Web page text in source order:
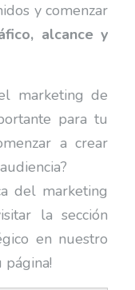
y comenzar
alcance y
marketing de
para tu
a crear
del marketing
la sección
en nuestro
página!